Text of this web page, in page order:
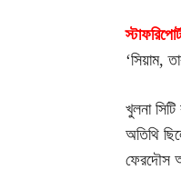
‘সিয়াম,
খুলনা
অতিথি
ফেরদৌস